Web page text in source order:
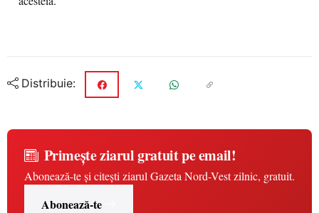
Distribuie:
Primește ziarul gratuit pe email!
Abonează-te și citești ziarul Gazeta Nord-Vest zilnic, gratuit.
Abonează-te